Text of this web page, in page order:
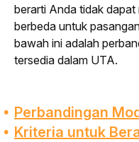
berarti Anda tidak
berbeda untuk
bawah ini adalah
tersedia dalam UTA.
Perbandingan
Kriteria untuk